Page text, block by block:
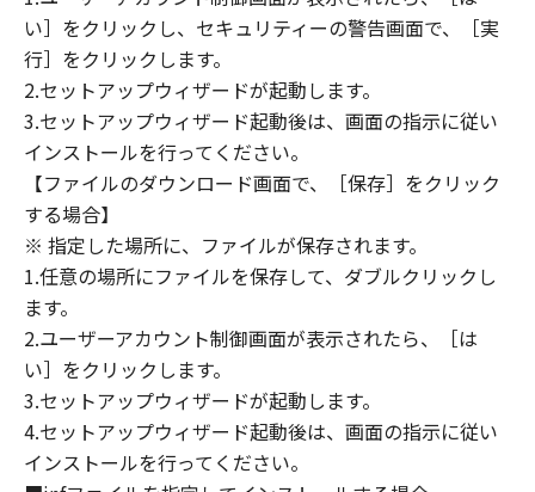
のライセンサー、キヤノンの子会社、キヤノン
の関連会社、それらの販売代理店または販売店
のいずれも、「本ソフトウェア」に関して、商
品性および特定の目的への適合性の保証を含
め、いかなる保証も、明示たると黙示たるとを
問わず一切しないものとします。
(2) キヤノン、キヤノンのライセンサー、キヤノ
ンの子会社、キヤノンの関連会社、それらの販
売代理店または販売店のいずれも、「本ソフト
ウェア」の使用または使用不能から生ずるいか
は付随的な損害を含むがこれらに限定されない
全ての損害を言います。）について、適用法で
認められる限り、一切の責任を負わないものと
します。たとえ、キヤノン、キヤノンのライセ
ンサー、キヤノンの子会社、キヤノンの関連会
社、それらの販売代理店または販売店がかかる
い］をクリックし、セキュリティーの警告画面で、［実
行］をクリックします。
2.セットアップウィザードが起動します。
3.セットアップウィザード起動後は、画面の指示に従い
インストールを行ってください。
【ファイルのダウンロード画面で、［保存］をクリック
する場合】
※ 指定した場所に、ファイルが保存されます。
1.任意の場所にファイルを保存して、ダブルクリックし
ます。
2.ユーザーアカウント制御画面が表示されたら、［は
い］をクリックします。
3.セットアップウィザードが起動します。
4.セットアップウィザード起動後は、画面の指示に従い
インストールを行ってください。